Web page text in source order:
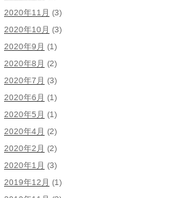
2020年11月 (3)
2020年10月 (3)
2020年9月 (1)
2020年8月 (2)
2020年7月 (3)
2020年6月 (1)
2020年5月 (1)
2020年4月 (2)
2020年2月 (2)
2020年1月 (3)
2019年12月 (1)